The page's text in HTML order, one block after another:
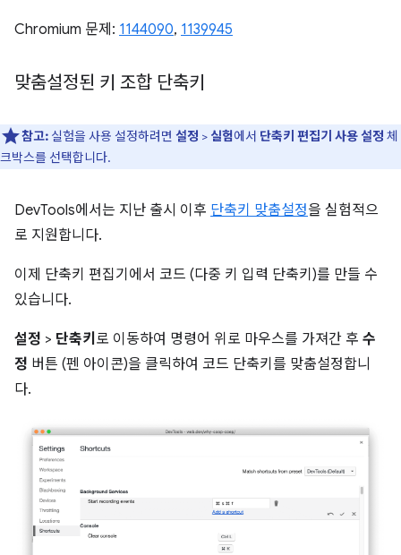
Chromium 문제: 1144090, 1139945
맞춤설정된 키 조합 단축키
참고: 실험을 사용 설정하려면 설정 > 실험에서 단축키 편집기 사용 설정 체
크박스를 선택합니다.
DevTools에서는 지난 출시 이후 단축키 맞춤설정을 실험적으
로 지원합니다.
이제 단축키 편집기에서 코드 (다중 키 입력 단축키)를 만들 수
있습니다.
설정 > 단축키 로 이동하여 명령어 위로 마우스를 가져간 후 수
정 버튼 (펜 아이콘)을 클릭하여 코드 단축키를 맞춤설정합니
다.